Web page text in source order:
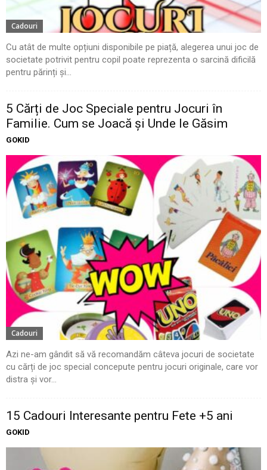
Cadouri
Cu atât de multe opțiuni disponibile pe piață, alegerea unui joc de
societate potrivit pentru copil poate reprezenta o sarcină dificilă
pentru părinți și...
5 Cărți de Joc Speciale pentru Jocuri în
Familie. Cum se Joacă și Unde le Găsim
GOKID
Cadouri
Azi ne-am gândit să vă recomandăm câteva jocuri de societate
cu cărți de joc special concepute pentru jocuri originale, care vor
distra și vor...
15 Cadouri Interesante pentru Fete +5 ani
GOKID